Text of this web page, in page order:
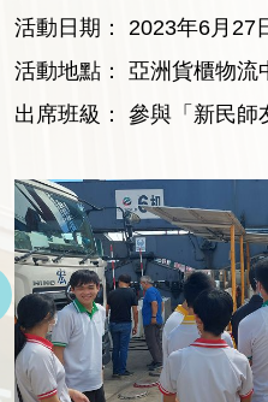
活動日期： 2023年6月27
活動地點： 亞洲貨櫃物流
出席班級： 參與「新民師